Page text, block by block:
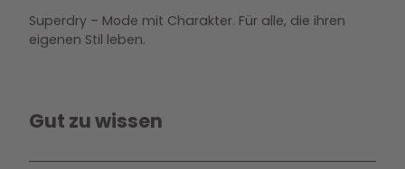
Superdry – Mode mit Charakter. Für alle, die ihren
eigenen Stil leben.
Gut zu wissen